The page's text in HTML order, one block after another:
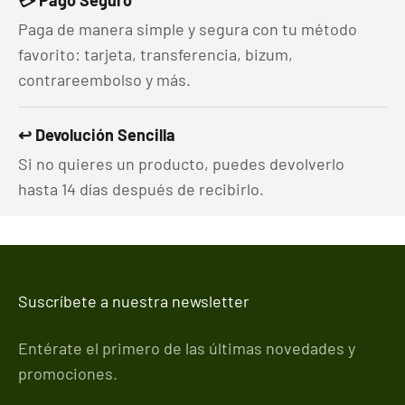
Paga de manera simple y segura con tu método
favorito: tarjeta, transferencia, bizum,
contrareembolso y más.
↩️ Devolución Sencilla
Si no quieres un producto, puedes devolverlo
hasta 14 días después de recibirlo.
Suscríbete a nuestra newsletter
Entérate el primero de las últimas novedades y
promociones.